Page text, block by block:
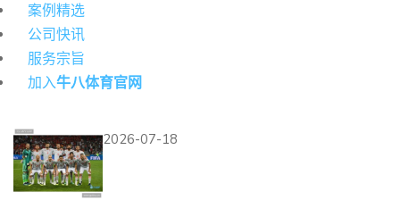
案例精选
公司快讯
服务宗旨
加入⽜⼋体育官网
2026-07-18